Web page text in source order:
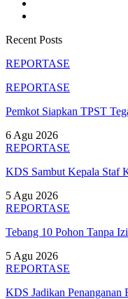
Recent Posts
REPORTASE
REPORTASE
Pemkot Siapkan TPST
6 Agu 2026
REPORTASE
KDS Sambut Kepala Staf
5 Agu 2026
REPORTASE
Tebang 10 Pohon Tanpa
5 Agu 2026
REPORTASE
KDS Jadikan